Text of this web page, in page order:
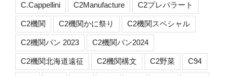
C.Cappellini C2Manufacture C2プレパラート
C2機関 C2機関かに祭り C2機関スペシャル
C2機関パン 2023 C2機関パン2024
C2機関北海道遠征 C2機関構文 C2野菜 C94